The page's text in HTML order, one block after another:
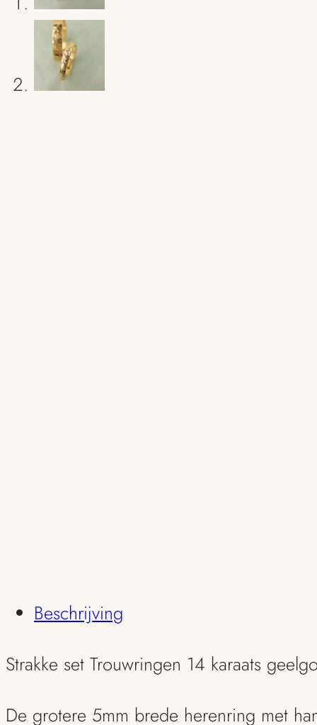
Beschrijving
Strakke set Trouwringen 14 karaats
De grotere 5mm brede herenring met